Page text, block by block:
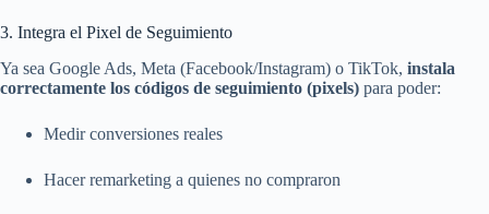
3. Integra el Pixel de Seguimiento
Ya sea Google Ads, Meta (Facebook/Instagram) o TikTok, instala
correctamente los códigos de seguimiento (pixels) para poder:
Medir conversiones reales
Hacer remarketing a quienes no compraron